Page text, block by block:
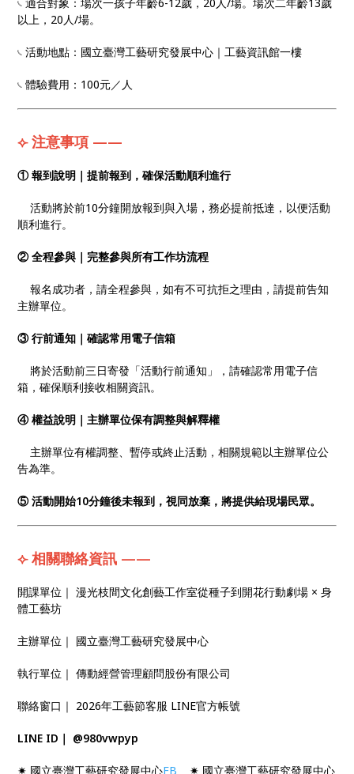
𓏹 適合對象：場次一孩子年齡6-12歲，20人/場。場次二年齡13歲
以上，20人/場。
𓏹 活動地點：國立臺灣工藝研究發展中心｜工藝資訊館一樓
𓏹 體驗費用：100元／人
⟣ 注意事項 ——
① 報到說明｜提前報到，確保活動順利進行
活動將於前10分鐘開放報到與入場，務必提前抵達，以便活動
順利進行。
② 全程參與｜完整參與所有工作坊流程
報名成功者，請全程參與，如有不可抗拒之理由，請提前告知
主辦單位。
③ 行前通知｜確認常用電子信箱
將於活動前三日寄發「活動行前通知」，請確認常用電子信
箱，確保順利接收相關資訊。
④ 權益說明｜主辦單位保有調整與解釋權
主辦單位有權調整、暫停或終止活動，相關規範以主辦單位公
告為準。
⑤ 活動開始10分鐘後未報到，視同放棄，將提供給現場民眾。
⟣ 相關聯絡資訊 ——
開課單位｜ 漫光枝間文化創藝工作室從種子到開花行動劇場 × 身
體工藝坊
主辦單位｜ 國立臺灣工藝研究發展中心
執行單位｜ 傳動經營管理顧問股份有限公司
聯絡窗口｜ 2026年工藝節客服 LINE官方帳號
LINE ID｜ @980vwpyp
✷ 國立臺灣工藝研究發展中心FB ✷ 國立臺灣工藝研究發展中心